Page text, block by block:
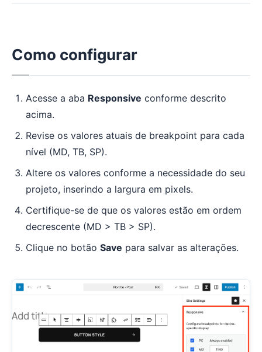
Como configurar
Acesse a aba Responsive conforme descrito
acima.
Revise os valores atuais de breakpoint para cada
nível (MD, TB, SP).
Altere os valores conforme a necessidade do seu
projeto, inserindo a largura em pixels.
Certifique-se de que os valores estão em ordem
decrescente (MD > TB > SP).
Clique no botão Save para salvar as alterações.